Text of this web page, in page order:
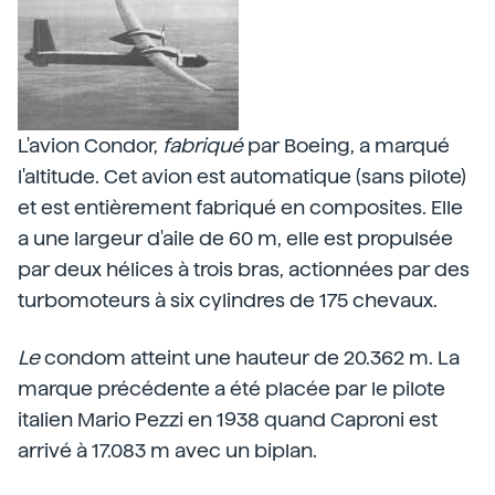
L'avion Condor, fabriquépar Boeing, a marqué
l'altitude. Cet avion est automatique (sans pilote)
et est entièrement fabriqué en composites. Elle
a une largeur d'aile de 60 m, elle est propulsée
par deux hélices à trois bras, actionnées par des
turbomoteurs à six cylindres de 175 chevaux.
Lecondom atteint une hauteur de 20.362 m. La
marque précédente a été placée par le pilote
italien Mario Pezzi en 1938 quand Caproni est
arrivé à 17.083 m avec un biplan.